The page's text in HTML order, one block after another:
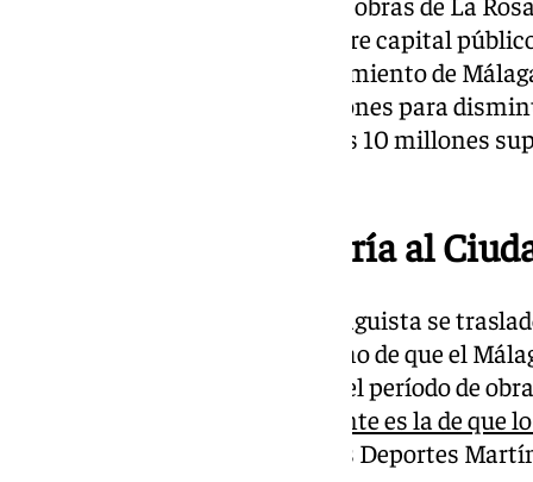
unos 300 millones de euros entre capital
Diputación de Málaga y Ayuntamiento de
conseguir por las tres instituciones para
presupuestos. Por lo tanto estos 10 millones
El Málaga se trasladaría al
La opción de que el cuadro malaguista se
de Málaga gana enteros. El hecho de que el
partidos en su estadio durante el período de
se baraja seriamente es la de
situado al lado del Palacio de los Deportes